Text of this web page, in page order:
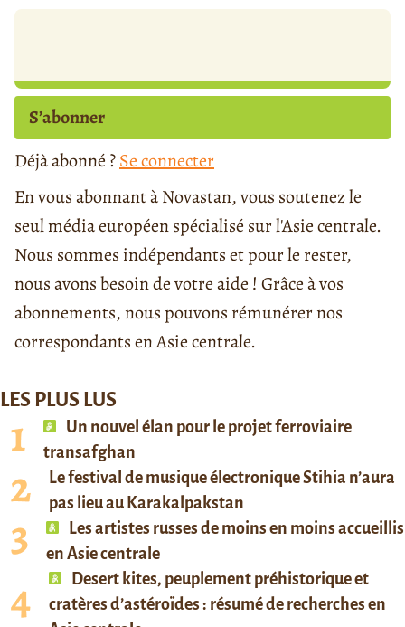
S’abonner
Déjà abonné ?Se connecter
En vous abonnant à Novastan, vous soutenez le
seul média européen spécialisé sur l'Asie centrale.
Nous sommes indépendants et pour le rester,
nous avons besoin de votre aide ! Grâce à vos
abonnements, nous pouvons rémunérer nos
correspondants en Asie centrale.
LES PLUS LUS
Un nouvel élan pour le projet ferroviaire
transafghan
Le festival de musique électronique Stihia n’aura
pas lieu au Karakalpakstan
Les artistes russes de moins en moins accueillis
en Asie centrale
Desert kites, peuplement préhistorique et
cratères d’astéroïdes : résumé de recherches en